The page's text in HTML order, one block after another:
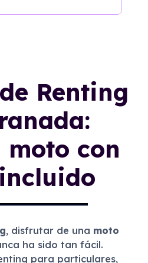
Renting
moto con
, disfrutar de una moto
ha sido tan fácil.
para particulares,